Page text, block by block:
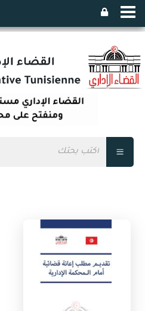
ارسال
عبر
البريد